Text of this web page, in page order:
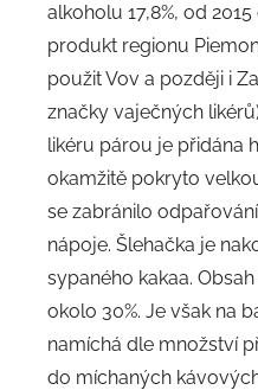
alkoholu 17,8%, od
produkt regionu
použit Vov a později i
značky vaječných
likéru párou je přidána
okamžitě pokryto
se zabránilo
nápoje. Šlehačka je
sypaného kakaa.
okolo 30%. Je však na
namíchá dle množství
do míchaných